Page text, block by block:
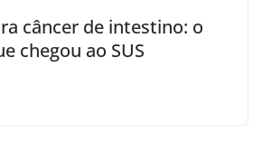
câncer de intestino: o
chegou ao SUS